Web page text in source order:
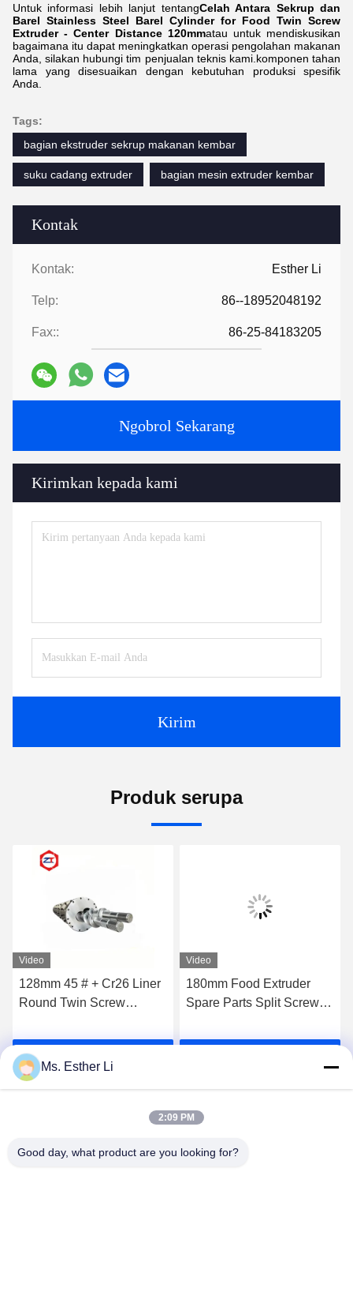
Kontak
Kontak: Esther Li
Telp: 86--18952048192
Fax:: 86-25-84183205
Ngobrol Sekarang
Kirimkan kepada kami
Kirim
Untuk informasi lebih lanjut tentangCelah Antara Sekrup dan
Barel Stainless Steel Barel Cylinder for Food Twin Screw
Extruder - Center Distance 120mmatau untuk mendiskusikan
bagaimana itu dapat meningkatkan operasi pengolahan makanan
Anda, silakan hubungi tim penjualan teknis kami.komponen tahan
lama yang disesuaikan dengan kebutuhan produksi spesifik
Anda.
Tags:
bagian ekstruder sekrup makanan kembar
suku cadang extruder bagian mesin extruder kembar
Produk serupa
Video
128mm 45 # + Cr26 Liner
Round Twin Screw
Makanan Ringan Suku
Cadang Mesin Tinggi
tahan aus Extruder Untuk
Dapatkan Harga Terbaik
Video
180mm Food Extruder
Spare Parts Split Screw
Plastik Extruder Pakan
Ms. Esther Li
2:09 PM
Good day, what product are you looking for?